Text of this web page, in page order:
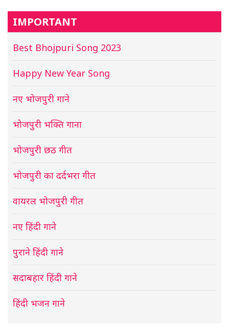
IMPORTANT
Best Bhojpuri Song 2023
Happy New Year Song
नए भोजपुरी गाने
भोजपुरी भक्ति गाना
भोजपुरी छठ गीत
भोजपुरी का दर्दभरा गीत
वायरल भोजपुरी गीत
नए हिंदी गाने
पुराने हिंदी गाने
सदाबहार हिंदी गाने
हिंदी भजन गाने